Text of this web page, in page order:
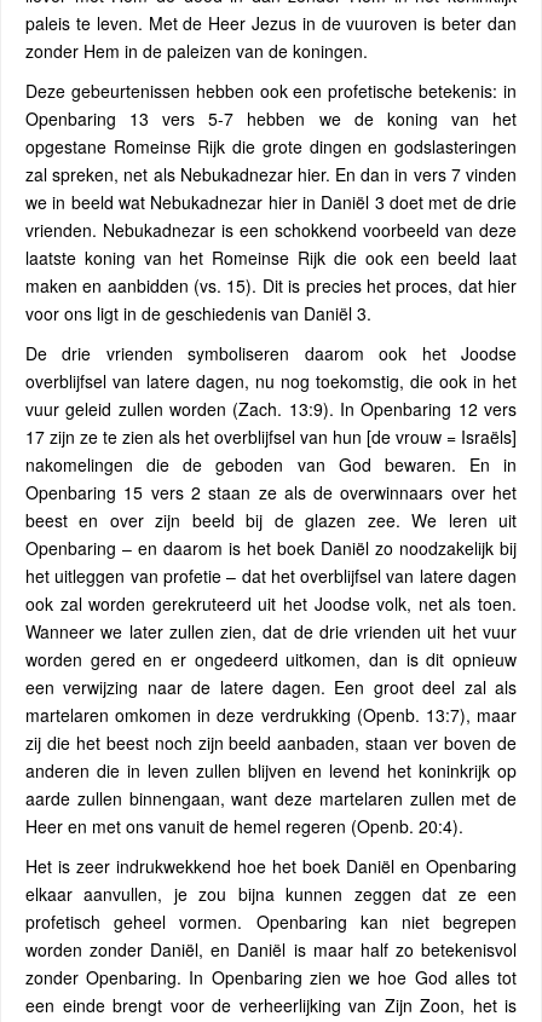
paleis te leven. Met de Heer Jezus in de vuuroven is beter dan
zonder Hem in de paleizen van de koningen.
Deze gebeurtenissen hebben ook een profetische betekenis: in
Openbaring 13 vers 5-7 hebben we de koning van het
opgestane Romeinse Rijk die grote dingen en godslasteringen
zal spreken, net als Nebukadnezar hier. En dan in vers 7 vinden
we in beeld wat Nebukadnezar hier in Daniël 3 doet met de drie
vrienden. Nebukadnezar is een schokkend voorbeeld van deze
laatste koning van het Romeinse Rijk die ook een beeld laat
maken en aanbidden (vs. 15). Dit is precies het proces, dat hier
voor ons ligt in de geschiedenis van Daniël 3.
De drie vrienden symboliseren daarom ook het Joodse
overblijfsel van latere dagen, nu nog toekomstig, die ook in het
vuur geleid zullen worden (Zach. 13:9). In Openbaring 12 vers
17 zijn ze te zien als het overblijfsel van hun [de vrouw = Israëls]
nakomelingen die de geboden van God bewaren. En in
Openbaring 15 vers 2 staan ze als de overwinnaars over het
beest en over zijn beeld bij de glazen zee. We leren uit
Openbaring – en daarom is het boek Daniël zo noodzakelijk bij
het uitleggen van profetie – dat het overblijfsel van latere dagen
ook zal worden gerekruteerd uit het Joodse volk, net als toen.
Wanneer we later zullen zien, dat de drie vrienden uit het vuur
worden gered en er ongedeerd uitkomen, dan is dit opnieuw
een verwijzing naar de latere dagen. Een groot deel zal als
martelaren omkomen in deze verdrukking (Openb. 13:7), maar
zij die het beest noch zijn beeld aanbaden, staan ver boven de
anderen die in leven zullen blijven en levend het koninkrijk op
aarde zullen binnengaan, want deze martelaren zullen met de
Heer en met ons vanuit de hemel regeren (Openb. 20:4).
Het is zeer indrukwekkend hoe het boek Daniël en Openbaring
elkaar aanvullen, je zou bijna kunnen zeggen dat ze een
profetisch geheel vormen. Openbaring kan niet begrepen
worden zonder Daniël, en Daniël is maar half zo betekenisvol
zonder Openbaring. In Openbaring zien we hoe God alles tot
een einde brengt voor de verheerlijking van Zijn Zoon, het is